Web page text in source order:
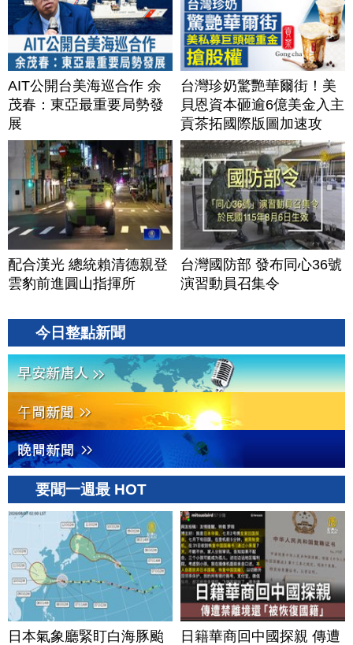
AIT公開台美海巡合作 余
茂春：東亞最重要局勢發
展
台灣珍奶驚艷華爾街！美
貝恩資本砸逾6億美金入主
貢茶拓國際版圖加速攻
美？｜#財經新聞｜
20260806(四)
配合漢光 總統賴清德親登
雲豹前進圓山指揮所
台灣國防部 發布同心36號
演習動員召集令
今日整點新聞
要聞一週最 HOT
日本氣象廳緊盯白海豚颱
日籍華商回中國探親 傳遭